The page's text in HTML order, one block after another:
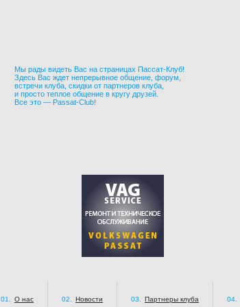
Мы рады видеть Вас на страницах Пассат-Клуб!
Здесь Вас ждет непрерывное общение, форум,
встречи клуба, скидки от партнеров клуба,
и просто теплое общение в кругу друзей.
Все это — Passat-Club!
01. О нас 02. Новости 03. Партнеры клуба 04.